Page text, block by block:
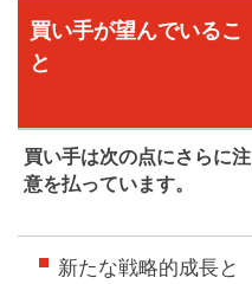
買い手が望んでいるこ
と
買い手は次の点にさらに注
意を払っています。
新たな戦略的成長と